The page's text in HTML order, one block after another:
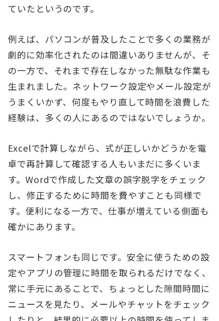
ていたというのです。
例えば、パソコンが普及したことで多くの業務が
劇的に効率化されたのは間違いありませんが、そ
の一方で、それまで存在しなかった無駄な作業も
生まれました。ネットワーク設定やメール設定が
うまくいかず、何度もやり直して時間を浪費した
経験は、多くの人にあるのではないでしょうか。
Excelで計算しながら、式が正しいかどうかを電
卓で再計算して確認する人もいまだに多くいま
す。Wordで作成した文章の誤字脱字をチェック
し、修正するために時間を費やすことも同様で
す。便利になる一方で、仕事が増えている側面も
確かにあります。
スマートフォンも同じです。安全に使うための設
定やアプリの管理に時間を取られるだけでなく、
常に手元にあることで、ちょっとした隙間時間に
ニュースを見たり、メールやチャットをチェック